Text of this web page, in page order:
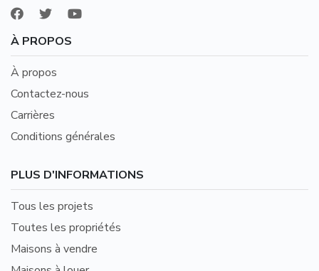
À PROPOS
À propos
Contactez-nous
Carrières
Conditions générales
PLUS D'INFORMATIONS
Tous les projets
Toutes les propriétés
Maisons à vendre